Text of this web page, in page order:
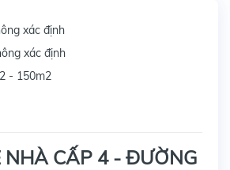
xác định
xác định
- 150m2
NHÀ CẤP 4 - ĐƯỜNG